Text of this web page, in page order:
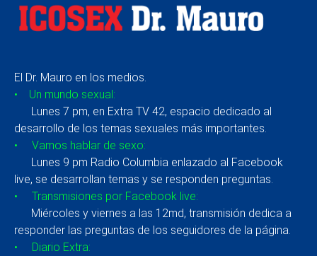
El Dr. Mauro en los medios.
• Un mundo sexual:
Lunes 7 pm, en Extra TV 42, espacio dedicado al
desarrollo de los temas sexuales más importantes.
• Vamos hablar de sexo:
Lunes 9 pm Radio Columbia enlazado al Facebook
live, se desarrollan temas y se responden preguntas.
• Transmisiones por Facebook live:
Miércoles y viernes a las 12md, transmisión dedica a
responder las preguntas de los seguidores de la página.
• Diario Extra: